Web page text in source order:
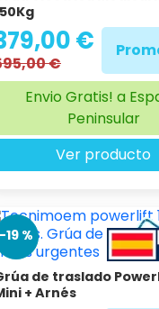
€
€
Envio Gratis! a
Peninsular
Ver producto
-19 %
de traslado
+ Arnés